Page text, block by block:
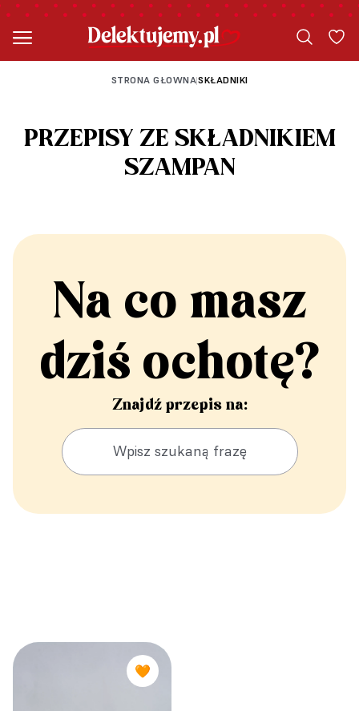
STRONA GŁOWNA|SKŁADNIKI
PRZEPISY ZE SKŁADNIKIEM
SZAMPAN
Na co masz
dziś ochotę?
Znajdź przepis na:
🧡